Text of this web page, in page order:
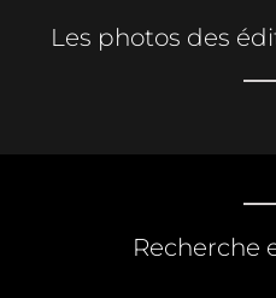
Les photos des
Recherche